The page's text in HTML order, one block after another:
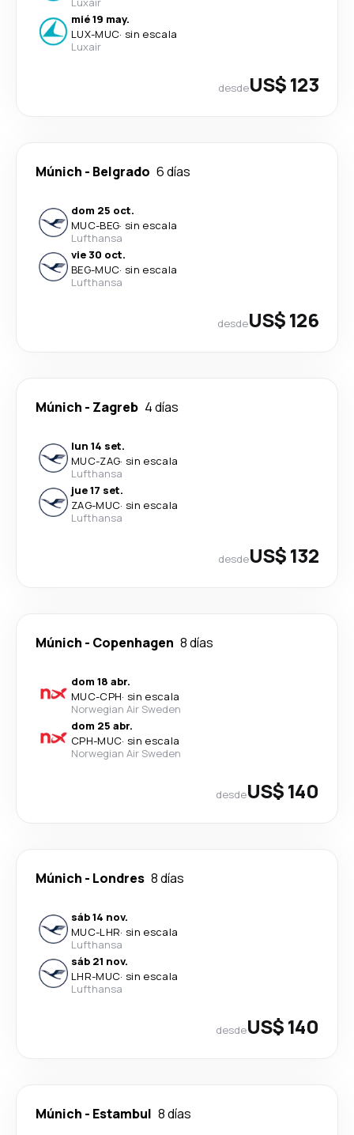
mié 19 may.
LUX-MUC· sin escala
Luxair
desdeUS$ 123
Múnich - Belgrado 6 días
dom 25 oct.
MUC-BEG· sin escala
Lufthansa
vie 30 oct.
BEG-MUC· sin escala
Lufthansa
desdeUS$ 126
Múnich - Zagreb 4 días
lun 14 set.
MUC-ZAG· sin escala
Lufthansa
jue 17 set.
ZAG-MUC· sin escala
Lufthansa
desdeUS$ 132
Múnich - Copenhagen 8 días
dom 18 abr.
MUC-CPH· sin escala
Norwegian Air Sweden
dom 25 abr.
CPH-MUC· sin escala
Norwegian Air Sweden
desdeUS$ 140
Múnich - Londres 8 días
sáb 14 nov.
MUC-LHR· sin escala
Lufthansa
sáb 21 nov.
LHR-MUC· sin escala
Lufthansa
desdeUS$ 140
Múnich - Estambul 8 días